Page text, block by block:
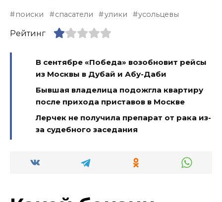
поиски спасатели улики усольцевы
Рейтинг
В сентябре «Победа» возобновит рейсы
из Москвы в Дубай и Абу-Даби
Бывшая владелица подожгла квартиру
после прихода приставов в Москве
Лерчек не получила препарат от рака из-
за судебного заседания